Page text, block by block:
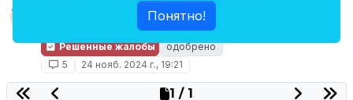
FK в зеленой зоне
Перенесена
Решенные
Решенные жалобы
одобрено
5
24 нояб. 2024 г., 19:21
1 / 1
Понятно!